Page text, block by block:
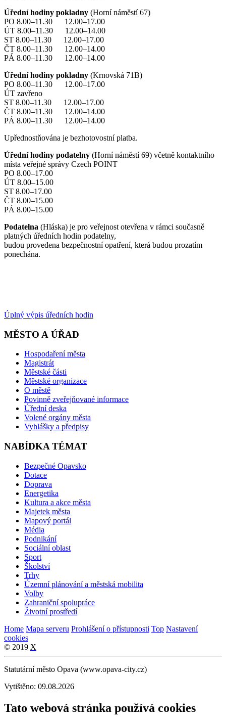
Úřední hodiny pokladny (Horní náměstí 67)
PO 8.00–11.30 12.00–17.00
ÚT 8.00–11.30 12.00–14.00
ST 8.00–11.30 12.00–17.00
ČT 8.00–11.30 12.00–14.00
PÁ 8.00–11.30 12.00–14.00
Úřední hodiny pokladny (Krnovská 71B)
PO 8.00–11.30 12.00–17.00
ÚT zavřeno
ST 8.00–11.30 12.00–17.00
ČT 8.00–11.30 12.00–14.00
PÁ 8.00–11.30 12.00–14.00
Upřednostňována je bezhotovostní platba.
Úřední hodiny podatelny (Horní náměstí 69) včetně kontaktního
místa veřejné správy Czech POINT
PO 8.00–17.00
ÚT 8.00–15.00
ST 8.00–17.00
ČT 8.00–15.00
PÁ 8.00–15.00
Podatelna (Hláska) je pro veřejnost otevřena v rámci současně
platných úředních hodin podatelny,
budou provedena bezpečnostní opatření, která budou prozatím
ponechána.
Úplný výpis úředních hodin
MĚSTO A ÚŘAD
Hospodaření města
Magistrát
Městské části
Městské organizace
O městě
Povinně zveřejňované informace
Úřední deska
Volené orgány města
Vyhlášky a předpisy
NABÍDKA TÉMAT
Bezpečné Opavsko
Dotace
Doprava
Energetika
Kultura a akce města
Majetek města
Mapový portál
Média
Podnikání
Sociální oblast
Sport
Školství
Trhy
Územní plánování a městská mobilita
Volby
Zahraniční spolupráce
Životní prostředí
Home Mapa serveru Prohlášení o přístupnosti Top Nastavení
cookies
© 2019 X
Statutární město Opava (www.opava-city.cz)
Vytištěno: 09.08.2026
Tato webová stránka používá cookies